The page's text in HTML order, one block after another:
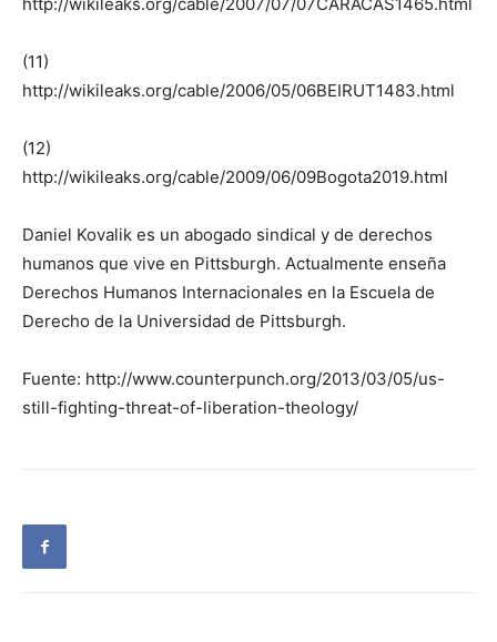
http://wikileaks.org/cable/2007/07/07CARACAS1465.html
(11)
http://wikileaks.org/cable/2006/05/06BEIRUT1483.html
(12)
http://wikileaks.org/cable/2009/06/09Bogota2019.html
Daniel Kovalik es un abogado sindical y de derechos
humanos que vive en Pittsburgh. Actualmente enseña
Derechos Humanos Internacionales en la Escuela de
Derecho de la Universidad de Pittsburgh.
Fuente: http://www.counterpunch.org/2013/03/05/us-
still-fighting-threat-of-liberation-theology/